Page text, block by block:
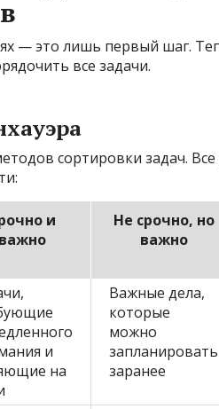
— это лишь первый шаг.
все задачи.
сортировки задач.
и
важно
Не срочно, но
важно
и
на
Важные дела,
которые
можно
запланировать
заранее